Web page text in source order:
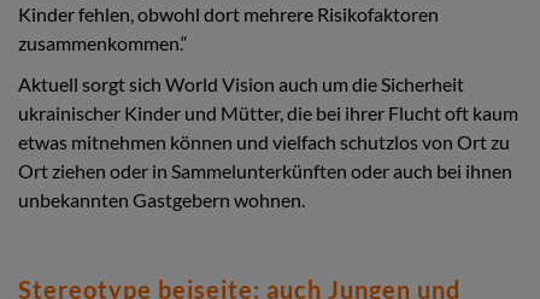
Kinder fehlen, obwohl dort mehrere Risikofaktoren
zusammenkommen.“
Aktuell sorgt sich World Vision auch um die Sicherheit
ukrainischer Kinder und Mütter, die bei ihrer Flucht oft kaum
etwas mitnehmen können und vielfach schutzlos von Ort zu
Ort ziehen oder in Sammelunterkünften oder auch bei ihnen
unbekannten Gastgebern wohnen.
Stereotype beiseite: auch Jungen und